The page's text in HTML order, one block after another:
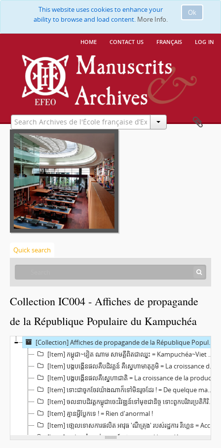
Ok
This website uses cookies to enhance your
ability to browse and load content. More Info.
home contact us français log in
Quick search
Collection IC004 - Affiches de propagande
de la République Populaire du Kampuchéa
[Collection] Affiches de propagande de la République Populaire du Kampuchéa
[Item] កម្ពុជា~វៀត ណាម សាមគ្គី​ពិត​ជា​ឈ្នះ = Kampuchéa~Viet Nam. La solidarité est vraiment vainqueur
[Item] បង្ក​បង្កើន​ផលគឺបដិវគ្តន៍ គឺ​ស្នេហា​មាតុ​ភូមិ = La croissance de la production, c'est la révolution, c'est l'amour de la mère patrie
[Item] បង្ក​បង្កើន​ផលគឺ​ស្នេហា​ជាតិ = La croissance de la production, c'est l'amour de la patrie
[Item] ទោះ​ជា​ចូក​ចែវ​យ៉ាងណា​ក៏ទៅ​មិន​រូច​ដែរ ! = De quelque manière que ce soit, impossible d'y aller !
[Item] ចលនាបដិវត្ត​កម្ពុជា​ចេះ​វិវឌ្ឈន៍​ទៅ​មុខ​ជា​និច្ច ទោះ​ពួក​បរិវារប្រតិកិរិយាខំ​ព្រុះ​យ៉ាង​ណា​ក៏​ដោយ​ = Le mouvement révolutionnaire cambodgien est en constant développement malgré les aboiements (?) des opposants
[Item] គ្មាន​អ្វីប្លែក​ទេ ! = Rien d'anormal !
[Item] ថោ្កល​ទោស​ការ​ផលិត អាវុធ 'ណឺត្រុង'​​ របស់រដ្ឋការ រីហ្គេន = Accusation pour la fabrication de la bombe à neutron de l'administration Reagan
[Item] ពួក​ឯង​ទាំង​អស់គ្នា​សុទ្ធ​តែ​ជា​ឃាដករ = Vous n'êtes tous que des assassins